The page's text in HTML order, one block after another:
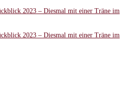
2023 – Diesmal mit einer Träne im
2023 – Diesmal mit einer Träne im